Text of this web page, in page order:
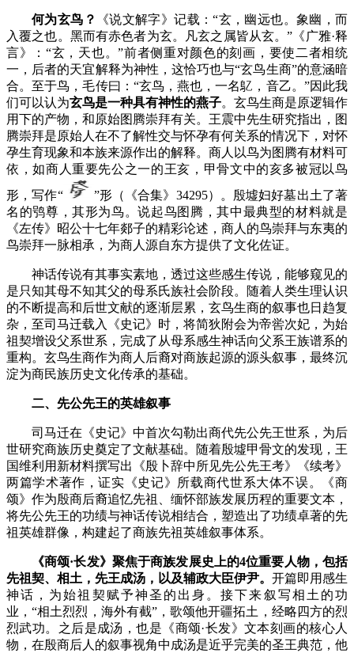
何为玄鸟？ 《说文解字》记载：“玄，幽远也。象幽，而
入覆之也。黑而有赤色者为玄。凡玄之属皆从玄。” 《广雅·释
言》：“玄，天也。”前者侧重对颜色的刻画，要使二者相统
一，后者的天宜解释为神性，这恰巧也与“玄鸟生商”的意涵暗
合。至于鸟，毛传曰： “玄鸟，燕也，一名鳦，音乙。”因此我
们可以认为玄鸟是一种具有神性的燕子。玄鸟生商是原逻辑作
用下的产物，和原始图腾崇拜有关。王震中先生研究指出，图
腾崇拜是原始人在不了解性交与怀孕有何关系的情况下，对怀
孕生育现象和本族来源作出的解释。商人以鸟为图腾有材料可
依，如商人重要先公之一的王亥，甲骨文中的亥多被冠以鸟
形，写作“
”形（《合集》34295）。殷墟妇好墓出土了著
名的鸮尊，其形为鸟。说起鸟图腾，其中最典型的材料就是
《左传》昭公十七年郯子的精彩论述，商人的鸟崇拜与东夷的
鸟崇拜一脉相承，为商人源自东方提供了文化佐证。
神话传说有其事实素地，透过这些感生传说，能够窥见的
是只知其母不知其父的母系氏族社会阶段。随着人类生理认识
的不断提高和后世文献的逐渐层累，玄鸟生商的叙事也日趋复
杂，至司马迁载入《史记》时，将简狄附会为帝喾次妃，为始
祖契增设父系世系，完成了从母系感生神话向父系王族谱系的
重构。玄鸟生商作为商人后裔对商族起源的源头叙事，最终沉
淀为商民族历史文化传承的基础。
二、先公先王的英雄叙事
司马迁在《史记》中首次勾勒出商代先公先王世系，为后
世研究商族历史奠定了文献基础。随着殷墟甲骨文的发现，王
国维利用新材料撰写出《殷卜辞中所见先公先王考》《续考》
两篇学术著作，证实《史记》所载商代世系大体不误。《商
颂》作为殷商后裔追忆先祖、缅怀部族发展历程的重要文本，
将先公先王的功绩与神话传说相结合，塑造出了功绩卓著的先
祖英雄群像，构建起了商族先祖英雄叙事体系。
《商颂·长发》聚焦于商族发展史上的4位重要人物，包括
先祖契、相土，先王成汤，以及辅政大臣伊尹。 开篇即用感生
神话，为始祖契赋予神圣的出身。接下来叙写相土的功
业，“相土烈烈，海外有截”，歌颂他开疆拓土，经略四方的烈
烈武功。之后是成汤，也是《商颂·长发》文本刻画的核心人
物，在殷商后人的叙事视角中成汤是近乎完美的圣王典范，他